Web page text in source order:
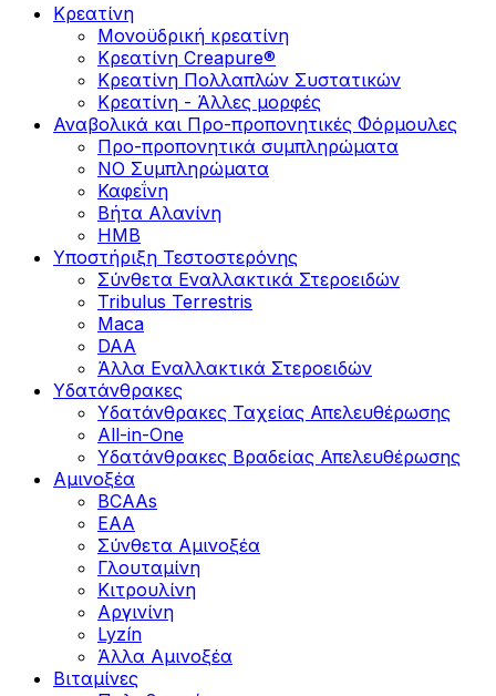
Κρεατίνη
Μονοϋδρική κρεατίνη
Κρεατίνη Creapure®
Κρεατίνη Πολλαπλών Συστατικών
Κρεατίνη - Άλλες μορφές
Αναβολικά και Προ-προπονητικές Φόρμουλες
Προ-προπονητικά συμπληρώματα
ΝΟ Συμπληρώματα
Καφεΐνη
Βήτα Αλανίνη
HMB
Υποστήριξη Τεστοστερόνης
Σύνθετα Εναλλακτικά Στεροειδών
Tribulus Terrestris
Maca
DAA
Άλλα Εναλλακτικά Στεροειδών
Υδατάνθρακες
Υδατάνθρακες Ταχείας Απελευθέρωσης
All-in-One
Υδατάνθρακες Βραδείας Απελευθέρωσης
Αμινοξέα
BCAAs
EAA
Σύνθετα Αμινοξέα
Γλουταμίνη
Κιτρουλίνη
Αργινίνη
Lyzín
Άλλα Αμινοξέα
Βιταμίνες